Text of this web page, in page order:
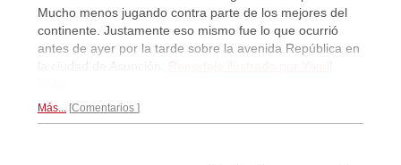
Mucho menos jugando contra parte de los mejores del
continente. Justamente eso mismo fue lo que ocurrió
antes de ayer por la tarde sobre la avenida República en
la ciudad de Asunción. Reportaje ilustrado por Yamil
Más... Comentarios